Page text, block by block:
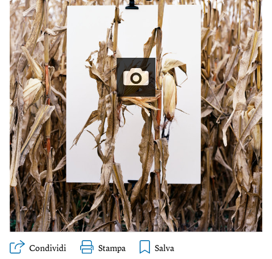
Condividi Stampa